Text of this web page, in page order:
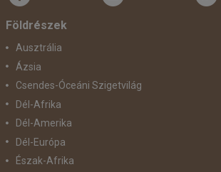
Földrészek
Ausztrália
Ázsia
Csendes-Óceáni Szigetvilág
Dél-Afrika
Dél-Amerika
Dél-Európa
Észak-Afrika